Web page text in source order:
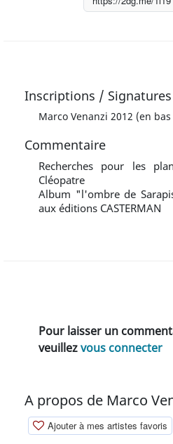
Inscriptions / Signatures
Marco Venanzi 2012 (en
Commentaire
Recherches pour les
Cléopatre
Album "l'ombre de
aux éditions CASTERMAN
Pour laisser un
veuillezvous connecter
A propos de Marco
Ajouter à mes artistes favoris